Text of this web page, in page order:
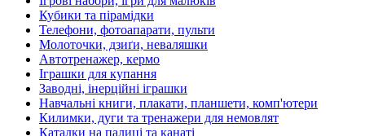
Кубики та пірамідки
Телефони, фотоапарати, пульти
Молоточки, дзиґи, неваляшки
Автотренажер, кермо
Іграшки для купання
Заводні, інерційні іграшки
Навчальні книги, плакати, планшети, комп'ютери
Килимки, дуги та тренажери для немовлят
Каталки на палиці та канаті